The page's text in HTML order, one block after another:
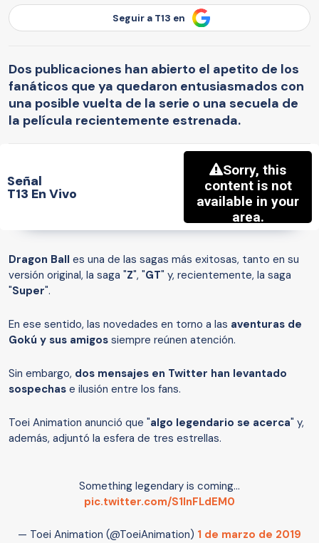
Seguir a T13 en
Dos publicaciones han abierto el apetito de los
fanáticos que ya quedaron entusiasmados con
una posible vuelta de la serie o una secuela de
la película recientemente estrenada.
Señal
T13 En Vivo
Dragon Ball es una de las sagas más exitosas, tanto en su
versión original, la saga "Z", "GT" y, recientemente, la saga
"Super".
En ese sentido, las novedades en torno a las aventuras de
Gokú y sus amigos siempre reúnen atención.
Sin embargo, dos mensajes en Twitter han levantado
sospechas e ilusión entre los fans.
Toei Animation anunció que "algo legendario se acerca" y,
además, adjuntó la esfera de tres estrellas.
Something legendary is coming...
pic.twitter.com/S1InFLdEM0
— Toei Animation (@ToeiAnimation) 1 de marzo de 2019